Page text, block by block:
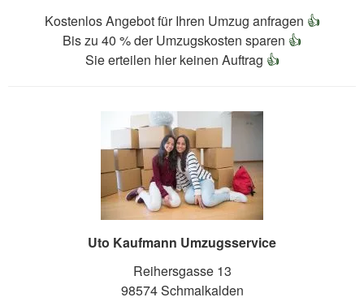
Kostenlos Angebot für Ihren Umzug anfragen 👍
Bis zu 40 % der Umzugskosten sparen 👍
Sie erteilen hier keinen Auftrag 👍
Uto Kaufmann Umzugsservice
Reihersgasse 13
98574 Schmalkalden